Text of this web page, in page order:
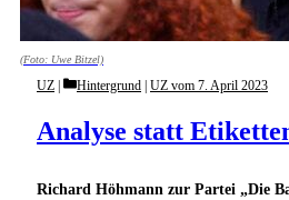
(Foto: Uwe Bitzel)
Richard Höhmann zur Partei „Die
Analyse statt
UZ Categories
Hintergrund UZ vom 7. April 2023